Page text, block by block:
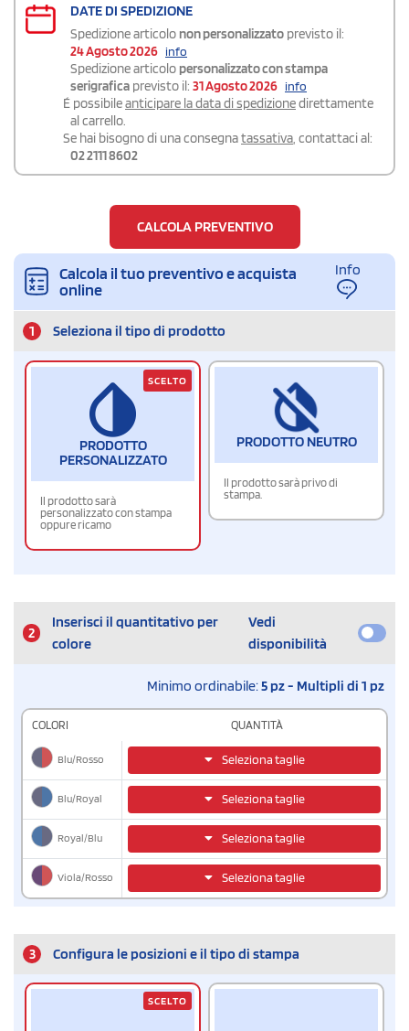
DATE DI SPEDIZIONE
Spedizione articolo non personalizzato previsto il:
24 Agosto 2026 info
Spedizione articolo personalizzato con stampa
serigrafica previsto il: 31 Agosto 2026 info
É possibileanticipare la data di spedizionedirettamente
al carrello.
Se hai bisogno di una consegnatassativa, contattaci al:
02 2111 8602
CALCOLA PREVENTIVO
Calcola il tuo preventivo e acquista
online
Info
1 Seleziona il tipo di prodotto
PRODOTTO
PERSONALIZZATO
Il prodotto sarà
personalizzato con stampa
oppure ricamo
SCELTO
PRODOTTO NEUTRO
Il prodotto sarà privo di
stampa.
2
Inserisci il quantitativo per
colore
Vedi
disponibilità
Minimo ordinabile:5 pz - Multipli di 1 pz
COLORI QUANTITÀ
Blu/Rosso Seleziona taglie
Blu/Royal Seleziona taglie
Royal/Blu Seleziona taglie
Viola/Rosso Seleziona taglie
3 Configura le posizioni e il tipo di stampa
SCELTO